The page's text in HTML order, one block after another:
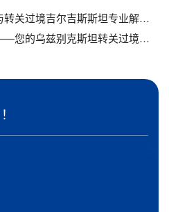
专业解决方案_青岛机械设备运输_转关过境吉尔吉斯斯坦
转关过境专家_青岛货代公司_转关过境到乌兹别克斯坦